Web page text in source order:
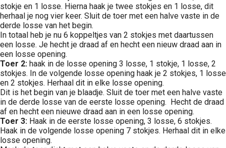
stokje en 1 losse. Hierna haak je twee stokjes en 1 losse, dit
herhaal je nog vier keer. Sluit de toer met een halve vaste in de
derde losse van het begin.
In totaal heb je nu 6 koppeltjes van 2 stokjes met daartussen
een losse. Je hecht je draad af en hecht een nieuw draad aan in
een losse opening.
Toer 2: haak in de losse opening 3 losse, 1 stokje, 1 losse, 2
stokjes. In de volgende losse opening haak je 2 stokjes, 1 losse
en 2 stokjes. Herhaal dit in elke losse opening.
Dit is het begin van je blaadje. Sluit de toer met een halve vaste
in de derde losse van de eerste losse opening. Hecht de draad
af en hecht een nieuwe draad aan in een losse opening.
Toer 3: Haak in de eerste losse opening, 3 losse, 6 stokjes.
Haak in de volgende losse opening 7 stokjes. Herhaal dit in elke
losse opening.